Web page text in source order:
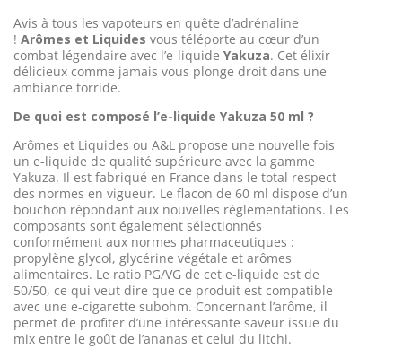
Avis à tous les vapoteurs en quête d’adrénaline
! Arômes et Liquides vous téléporte au cœur d’un
combat légendaire avec l’e-liquide Yakuza. Cet élixir
délicieux comme jamais vous plonge droit dans une
ambiance torride.
De quoi est composé l’e-liquide Yakuza 50 ml ?
Arômes et Liquides ou A&L propose une nouvelle fois
un e-liquide de qualité supérieure avec la gamme
Yakuza. Il est fabriqué en France dans le total respect
des normes en vigueur. Le flacon de 60 ml dispose d’un
bouchon répondant aux nouvelles réglementations. Les
composants sont également sélectionnés
conformément aux normes pharmaceutiques :
propylène glycol, glycérine végétale et arômes
alimentaires. Le ratio PG/VG de cet e-liquide est de
50/50, ce qui veut dire que ce produit est compatible
avec une e-cigarette subohm. Concernant l’arôme, il
permet de profiter d’une intéressante saveur issue du
mix entre le goût de l’ananas et celui du litchi.